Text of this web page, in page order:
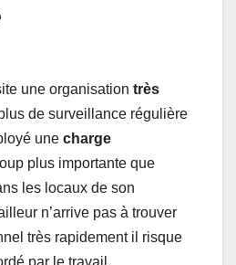
une organisation très
de surveillance régulière
une charge
plus importante que
les locaux de son
n’arrive pas à trouver
très rapidement il risque
par le travail.